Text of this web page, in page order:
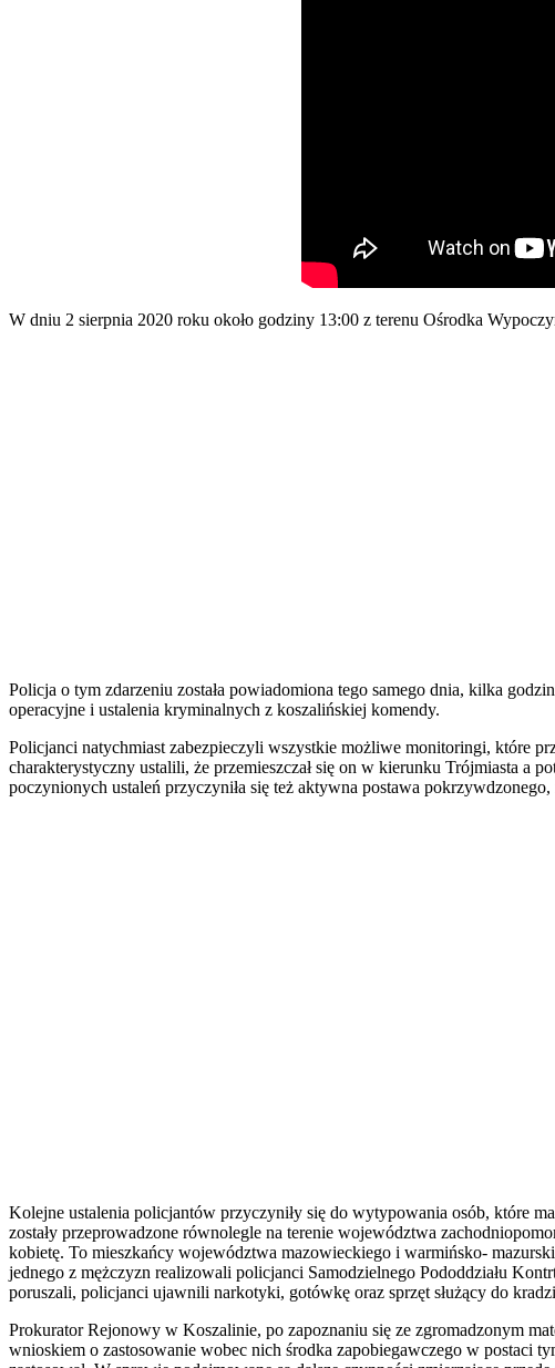
W dniu 2 sierpnia 2020 roku około godziny 13:00 z terenu Ośrodka
Policja o tym zdarzeniu została powiadomiona tego samego dnia, kilka
operacyjne i ustalenia kryminalnych z koszalińskiej komendy.
Policjanci natychmiast zabezpieczyli wszystkie możliwe monitoringi, które
charakterystyczny ustalili, że przemieszczał się on w kierunku Trójmiasta a
poczynionych ustaleń przyczyniła się też aktywna postawa
Kolejne ustalenia policjantów przyczyniły się do wytypowania osób, które
zostały przeprowadzone równolegle na terenie województwa
kobietę. To mieszkańcy województwa mazowieckiego i warmińsko-
jednego z mężczyzn realizowali policjanci Samodzielnego Pododdziału
poruszali, policjanci ujawnili narkotyki, gotówkę oraz sprzęt służący
Prokurator Rejonowy w Koszalinie, po zapoznaniu się ze zgromadzonym
wnioskiem o zastosowanie wobec nich środka zapobiegawczego w postaci